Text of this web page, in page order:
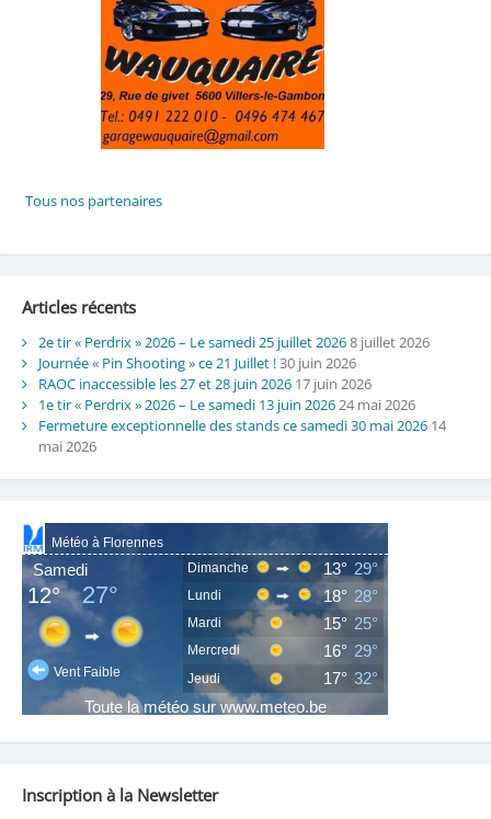
Tous nos partenaires
Articles récents
2e tir « Perdrix » 2026 – Le samedi 25 juillet 20268 juillet 2026
Journée « Pin Shooting » ce 21 Juillet !30 juin 2026
RAOC inaccessible les 27 et 28 juin 2026 17 juin 2026
1e tir « Perdrix » 2026 – Le samedi 13 juin 202624 mai 2026
Fermeture exceptionnelle des stands ce samedi 30 mai 2026 14
mai 2026
Inscription à la Newsletter